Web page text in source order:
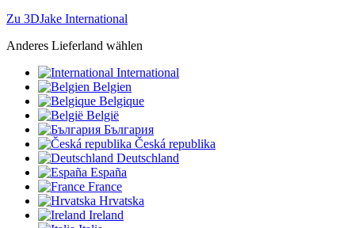
Zu 3DJake International
Anderes Lieferland wählen
International
Belgien
Belgique
België
България
Česká republika
Deutschland
España
France
Hrvatska
Ireland